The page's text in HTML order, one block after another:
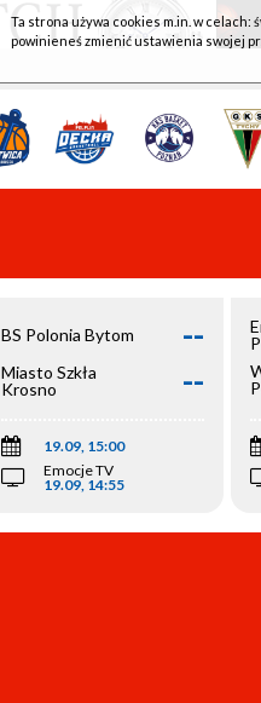
BS Polonia Bytom --
Miasto Szkła
Krosno
--
19.09, 15:00
Emocje TV
19.09, 14:55
Ta strona używa cookies m.in. w celach:
powinieneś zmienić ustawienia swojej